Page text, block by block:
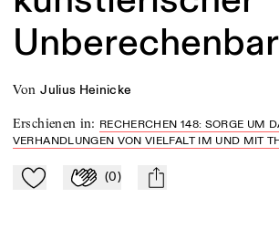
von Julius Heinicke
Erschienen in: RECHERCHEN 148: SORGE UM
VERHANDLUNGEN VON VIELFALT IM UND MIT
Zu Mein-TdZ hinzufügen
Applaudieren
(0) mail